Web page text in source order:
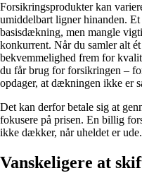
Forsikringsprodukter kan
umiddelbart ligner hinanden.
basisdækning, men mangle
konkurrent. Når du samler alt
bekvemmelighed frem for
du får brug for forsikringen –
opdager, at dækningen ikke er
Det kan derfor betale sig at
fokusere på prisen. En billig
ikke dækker, når uheldet er ude.
Vanskeligere at